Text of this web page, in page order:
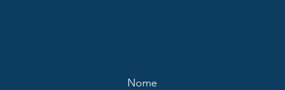
Nome